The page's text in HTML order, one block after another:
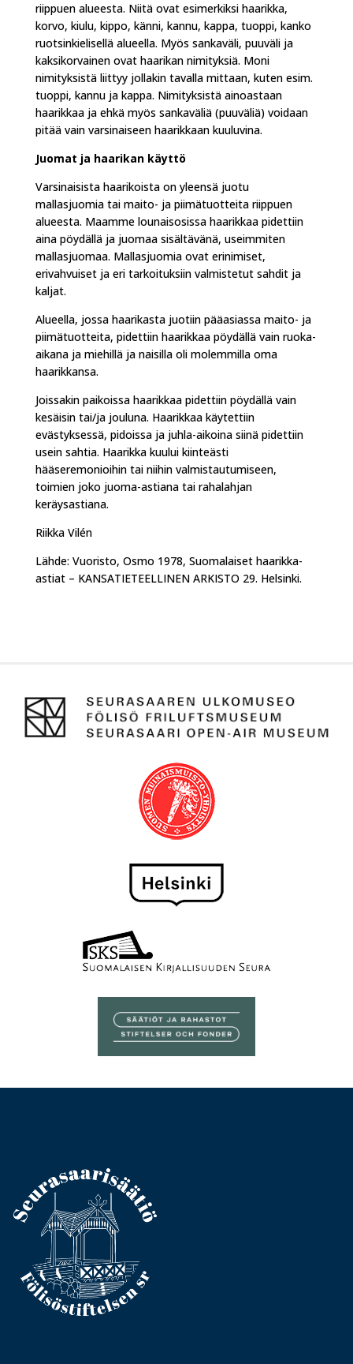
riippuen alueesta. Niitä ovat esimerkiksi haarikka,
korvo, kiulu, kippo, känni, kannu, kappa, tuoppi, kanko
ruotsinkielisellä alueella. Myös sankaväli, puuväli ja
kaksikorvainen ovat haarikan nimityksiä. Moni
nimityksistä liittyy jollakin tavalla mittaan, kuten esim.
tuoppi, kannu ja kappa. Nimityksistä ainoastaan
haarikkaa ja ehkä myös sankaväliä (puuväliä) voidaan
pitää vain varsinaiseen haarikkaan kuuluvina.
Juomat ja haarikan käyttö
Varsinaisista haarikoista on yleensä juotu
mallasjuomia tai maito- ja piimätuotteita riippuen
alueesta. Maamme lounaisosissa haarikkaa pidettiin
aina pöydällä ja juomaa sisältävänä, useimmiten
mallasjuomaa. Mallasjuomia ovat erinimiset,
erivahvuiset ja eri tarkoituksiin valmistetut sahdit ja
kaljat.
Alueella, jossa haarikasta juotiin pääasiassa maito- ja
piimätuotteita, pidettiin haarikkaa pöydällä vain ruoka-
aikana ja miehillä ja naisilla oli molemmilla oma
haarikkansa.
Joissakin paikoissa haarikkaa pidettiin pöydällä vain
kesäisin tai/ja jouluna. Haarikkaa käytettiin
evästyksessä, pidoissa ja juhla-aikoina siinä pidettiin
usein sahtia. Haarikka kuului kiinteästi
hääseremonioihin tai niihin valmistautumiseen,
toimien joko juoma-astiana tai rahalahjan
keräysastiana.
Riikka Vilén
Lähde: Vuoristo, Osmo 1978, Suomalaiset haarikka-
astiat – KANSATIETEELLINEN ARKISTO 29. Helsinki.